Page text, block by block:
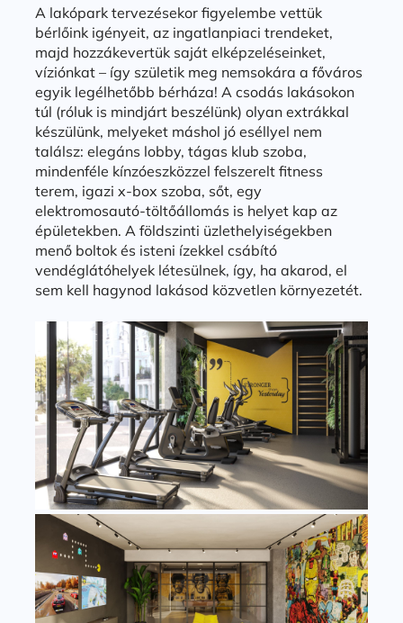
A lakópark tervezésekor figyelembe vettük
bérlőink igényeit, az ingatlanpiaci trendeket,
majd hozzákevertük saját elképzeléseinket,
víziónkat – így születik meg nemsokára a főváros
egyik legélhetőbb bérháza! A csodás lakásokon
túl (róluk is mindjárt beszélünk) olyan extrákkal
készülünk, melyeket máshol jó eséllyel nem
találsz: elegáns lobby, tágas klub szoba,
mindenféle kínzóeszközzel felszerelt fitness
terem, igazi x-box szoba, sőt, egy
elektromosautó-töltőállomás is helyet kap az
épületekben. A földszinti üzlethelyiségekben
menő boltok és isteni ízekkel csábító
vendéglátóhelyek létesülnek, így, ha akarod, el
sem kell hagynod lakásod közvetlen környezetét.